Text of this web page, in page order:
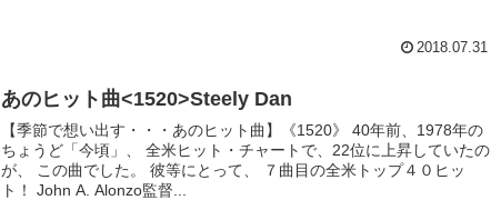
2018.07.31
あのヒット曲<1520>Steely Dan
【季節で想い出す・・・あのヒット曲】《1520》 40年前、1978年の
ちょうど「今頃」、 全米ヒット・チャートで、22位に上昇していたの
が、 この曲でした。 彼等にとって、 ７曲目の全米トップ４０ヒッ
ト！ John A. Alonzo監督...